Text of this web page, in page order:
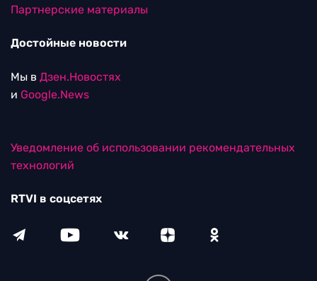
Партнерские материалы
Достойные новости
Мы в Дзен.Новостях
и Google.News
Уведомление об использовании рекомендательных
технологий
RTVI в соцсетях